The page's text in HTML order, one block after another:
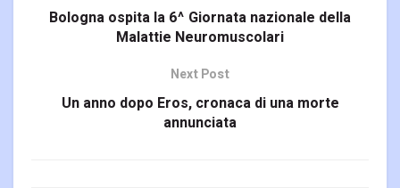
Bologna ospita la 6^ Giornata nazionale della
Malattie Neuromuscolari
Next Post
Un anno dopo Eros, cronaca di una morte
annunciata